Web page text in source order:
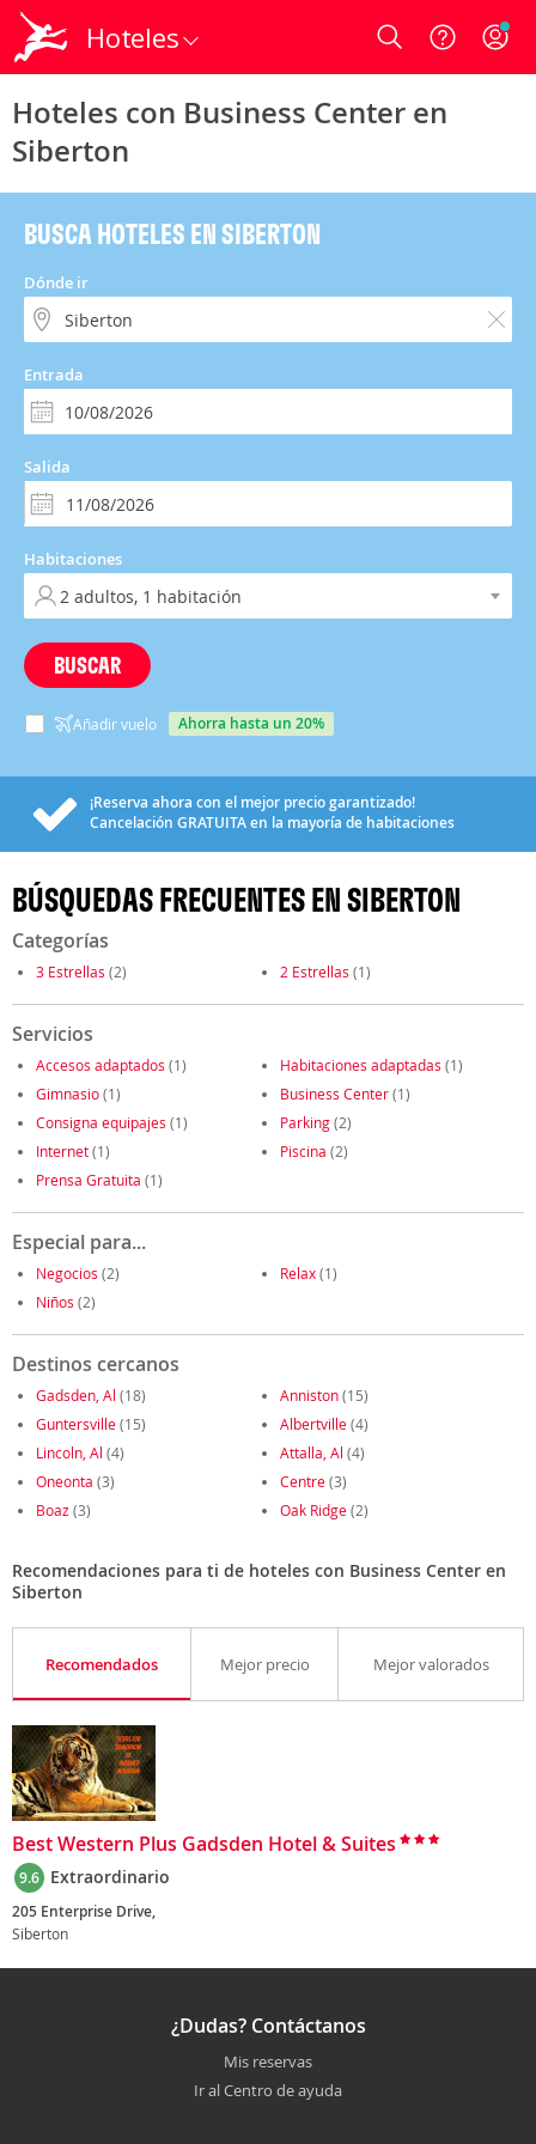
Hoteles Login
Hoteles con Business Center en
Siberton
BUSCA HOTELES EN SIBERTON
Dónde ir
Entrada
Salida
Habitaciones
BUSCAR
Añadir vuelo ahorra hasta un 20%
¡Reserva ahora con el mejor precio garantizado!
Cancelación GRATUITAen la mayoría de habitaciones
BÚSQUEDAS FRECUENTES EN SIBERTON
Categorías
3 Estrellas (2) 2 Estrellas (1)
Servicios
Accesos adaptados (1) Habitaciones adaptadas (1)
Gimnasio(1) Business Center(1)
Consigna equipajes (1) Parking(2)
Internet(1) Piscina (2)
Prensa Gratuita (1)
Especial para...
Negocios (2) Relax(1)
Niños (2)
Destinos cercanos
Gadsden, Al (18) Anniston(15)
Guntersville(15) Albertville(4)
Lincoln, Al (4) Attalla, Al (4)
Oneonta (3) Centre(3)
Boaz (3) Oak Ridge(2)
Recomendaciones para ti de hoteles con Business Center en
Siberton
Recomendados Mejor precio Mejor valorados
Best Western Plus Gadsden Hotel & Suites
9.6 Extraordinario
205 Enterprise Drive,
Siberton
¿Dudas? Contáctanos
Mis reservas
Ir al Centro de ayuda